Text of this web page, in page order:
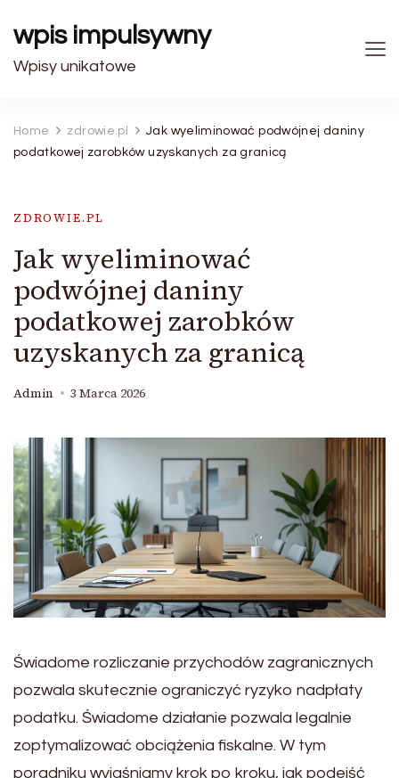
wpis impulsywny
Wpisy unikatowe
Home zdrowie.pl
Jak wyeliminować podwójnej daniny
podatkowej zarobków uzyskanych za granicą
ZDROWIE.PL
Jak wyeliminować
podwójnej daniny
podatkowej zarobków
uzyskanych za granicą
Admin 3 Marca 2026
Świadome rozliczanie przychodów zagranicznych
pozwala skutecznie ograniczyć ryzyko nadpłaty
podatku. Świadome działanie pozwala legalnie
zoptymalizować obciążenia fiskalne. W tym
poradniku wyjaśniamy krok po kroku, jak podejść